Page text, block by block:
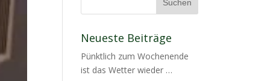
Neueste Beiträge
Pünktlich zum Wochenende
ist das Wetter wieder …